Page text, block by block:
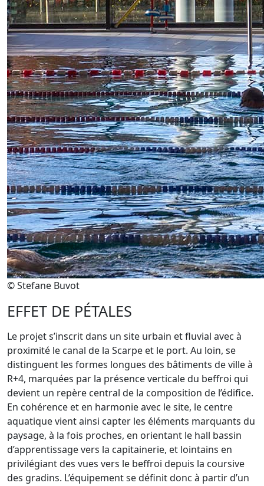
© Stefane Buvot
EFFET DE PÉTALES
Le projet s’inscrit dans un site urbain et fluvial avec à
proximité le canal de la Scarpe et le port. Au loin, se
distinguent les formes longues des bâtiments de ville à
R+4, marquées par la présence verticale du beffroi qui
devient un repère central de la composition de l’édifice.
En cohérence et en harmonie avec le site, le centre
aquatique vient ainsi capter les éléments marquants du
paysage, à la fois proches, en orientant le hall bassin
d’apprentissage vers la capitainerie, et lointains en
privilégiant des vues vers le beffroi depuis la coursive
des gradins. L’équipement se définit donc à partir d’un